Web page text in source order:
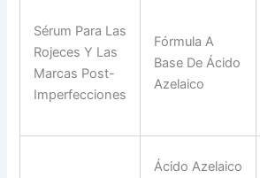
Sérum Para Las
Rojeces Y Las
Marcas Post-
Imperfecciones
Fórmula A
Base De Ácido
Azelaico
Ácido Azelaico